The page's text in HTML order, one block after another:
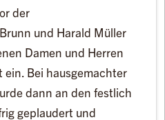
der
und Harald Müller
Damen und Herren
ein. Bei hausgemachter
dann an den festlich
geplaudert und